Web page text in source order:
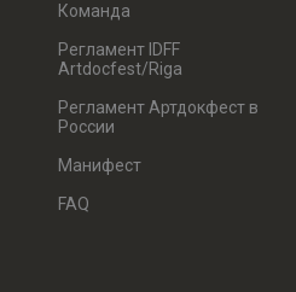
Команда
Регламент IDFF
Artdocfest/Riga
Регламент Артдокфест в
России
Манифест
FAQ